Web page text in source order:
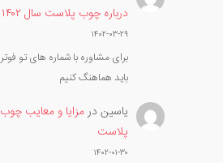
درباره چوب پلاست سال ۱۴۰۲
۱۴۰۲-۰۳-۲۹
برای مشاوره با شماره های تو فوتر
باید هماهنگ کنیم
یاسین درمزایا و معایب چوب
پلاست
۱۴۰۲-۰۱-۳۰